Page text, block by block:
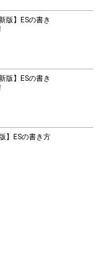
版】ESの書き
版】ESの書き
】ESの書き方